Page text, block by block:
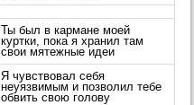
Ты был в кармане моей
куртки, пока я хранил там
свои мятежные идеи
Я чувствовал себя
неуязвимым и позволил тебе
обвить свою голову